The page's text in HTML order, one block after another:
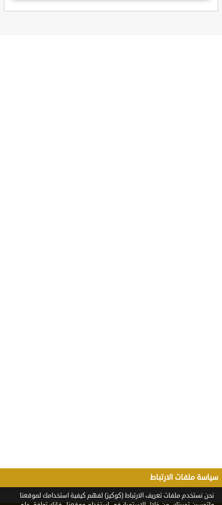
سياسة ملفات الارتباط
نحن نستخدم ملفات تعريف الارتباط (كوكيز) لفهم كيفية استخدامك لموقعنا